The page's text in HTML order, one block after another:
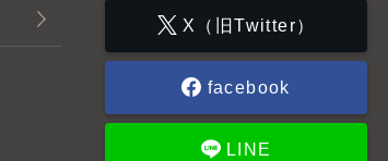
X（旧Twitter）
facebook
LINE